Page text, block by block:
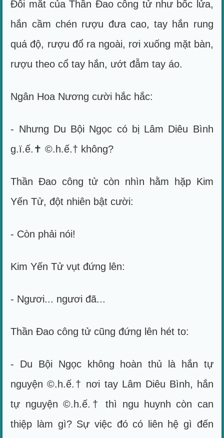
Đôi mắt của Thần Đao công tử như bốc lửa,
hắn cầm chén rượu đưa cao, tay hắn rung
quá độ, rượu đổ ra ngoài, rơi xuống mặt bàn,
rượu theo cổ tay hắn, ướt đẫm tay áo.
Ngân Hoa Nương cười hắc hắc:
- Nhưng Du Bội Ngọc có bị Lâm Diêu Bình
g.ï.ế.✝ ©.h.ế.† không?
Thần Đao công tử còn nhìn hằm hặp Kim
Yến Tử, đột nhiên bật cười:
- Còn phải nói!
Kim Yến Tử vụt đứng lên:
- Ngươi... ngươi đã...
Thần Đao công tử cũng đứng lên hét to:
- Du Bội Ngọc không hoàn thủ là hắn tự
nguyện ©.h.ế.† nơi tay Lâm Diêu Bình, hắn
tự nguyện ©.h.ế.† thì ngu huynh còn can
thiệp làm gì? Sự việc đó có liên hệ gì đến